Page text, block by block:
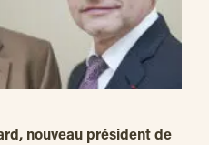
nouveau président de